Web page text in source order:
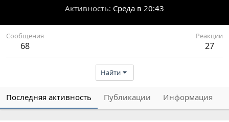
Активность Среда в 20:43
Сообщения
68
Реакции
27
Найти
Последняя активность Публикации Информация